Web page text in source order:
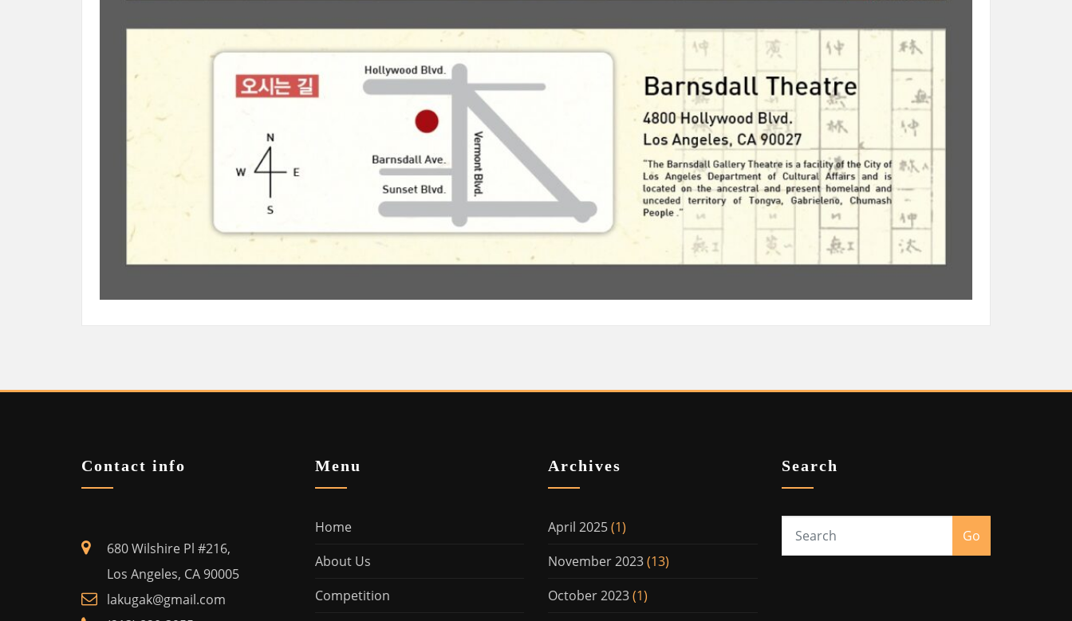
Contact info
680 Wilshire Pl #216,
Los Angeles, CA 90005
lakugak@gmail.com
Menu
Home
About Us
Competition
Archives
April 2025(1)
November 2023(13)
October 2023(1)
Search
Go